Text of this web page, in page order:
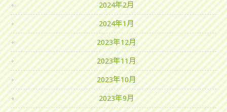
2024年2月
2024年1月
2023年12月
2023年11月
2023年10月
2023年9月